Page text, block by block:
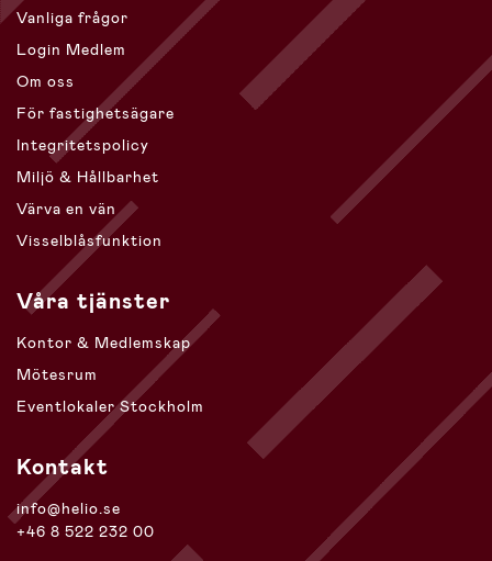
Vanliga frågor
Login Medlem
Om oss
För fastighetsägare
Integritetspolicy
Miljö & Hållbarhet
Värva en vän
Visselblåsfunktion
Våra tjänster
Kontor & Medlemskap
Mötesrum
Eventlokaler Stockholm
Kontakt
info@helio.se
+46 8 522 232 00